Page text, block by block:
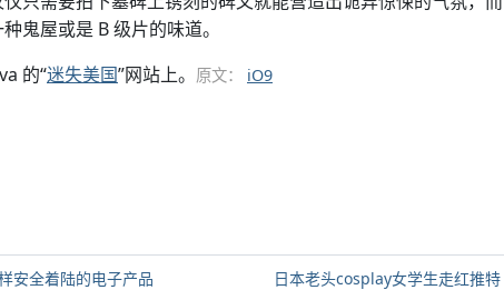
鬼屋或是 B 级片的味道。
的“迷失美国”网站上。 原文： iO9
安全着陆的电子产品 日本老头cosplay女学生走红推特